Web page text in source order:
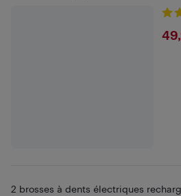
2 brosses à dents électriques